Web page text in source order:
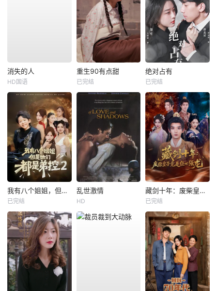
消失的人
HD国语
重生90有点甜
已完结
绝对占有
已完结
我有八个姐姐，但是他们都是弟控2
已完结
乱世激情
HD
藏剑十年：废柴皇子竟是绝世强龙
已完结